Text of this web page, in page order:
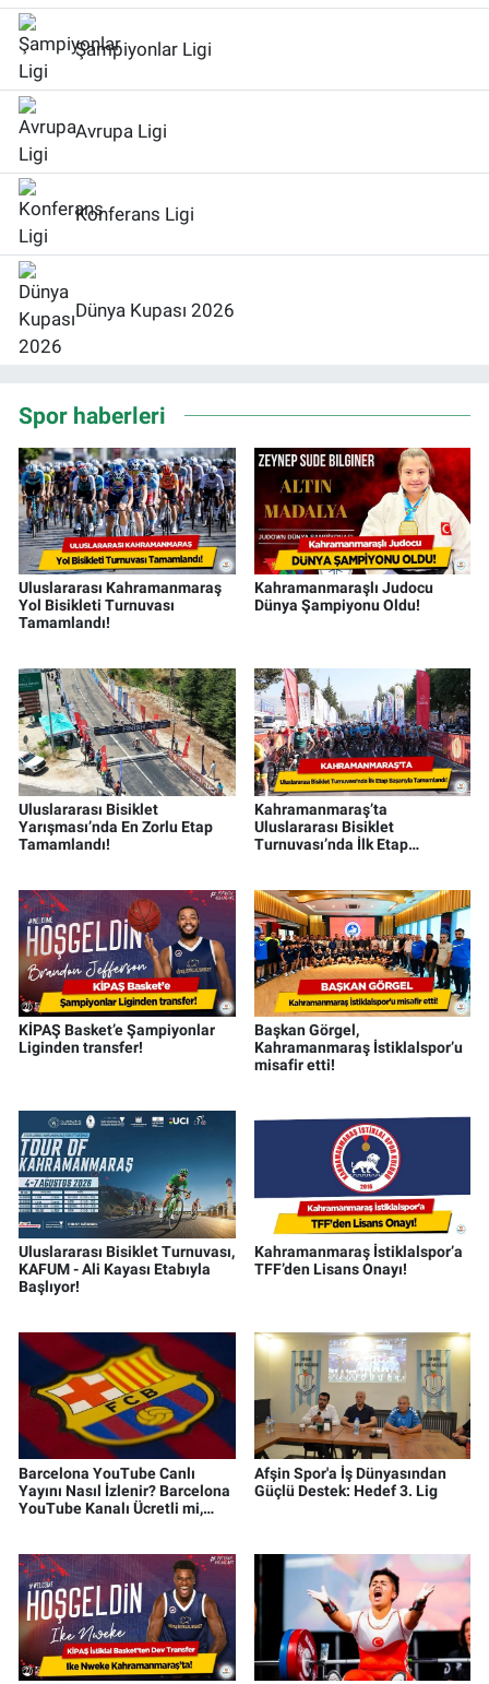
Şampiyonlar Ligi
Avrupa Ligi
Konferans Ligi
Dünya Kupası 2026
Spor haberleri
Uluslararası Kahramanmaraş
Yol Bisikleti Turnuvası
Tamamlandı!
Kahramanmaraşlı Judocu
Dünya Şampiyonu Oldu!
Uluslararası Bisiklet
Yarışması’nda En Zorlu Etap
Tamamlandı!
Kahramanmaraş’ta
Uluslararası Bisiklet
Turnuvası’nda İlk Etap
KİPAŞ Basket’e Şampiyonlar
Liginden transfer!
Başkan Görgel,
Kahramanmaraş İstiklalspor’u
misafir etti!
Uluslararası Bisiklet Turnuvası,
KAFUM - Ali Kayası Etabıyla
Başlıyor!
Kahramanmaraş İstiklalspor’a
TFF’den Lisans Onayı!
Barcelona YouTube Canlı
Yayını Nasıl İzlenir? Barcelona
YouTube Kanalı Ücretli mi,
Afşin Spor'a İş Dünyasından
Güçlü Destek: Hedef 3. Lig